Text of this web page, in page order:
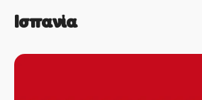
Ισπανία